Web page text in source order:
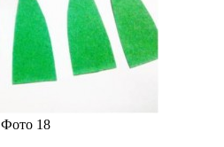
Фото 18